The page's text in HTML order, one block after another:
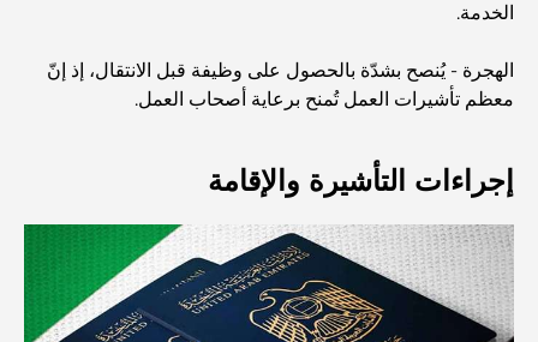
الخيارات
أشياء يمكنك القيام بها في وسط مدينة دبي: دليلك الشامل
أفضل أماكن الإفطار في دبي: أفضل 7 أماكن لا تُضاهى لتجربة
إفطار رمضاني لا يُنسى
الخدمة.
الهجرة - يُنصح بشدّة بالحصول على وظيفة قبل الانتقال، إذ إنّ
معظم تأشيرات العمل تُمنح برعاية أصحاب العمل.
إجراءات التأشيرة والإقامة